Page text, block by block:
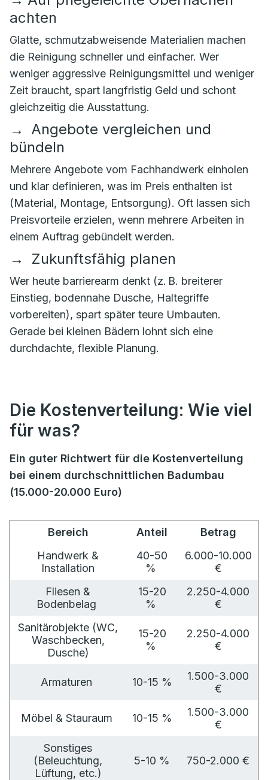
achten
Glatte, schmutzabweisende Materialien machen
die Reinigung schneller und einfacher. Wer
weniger aggressive Reinigungsmittel und weniger
Zeit braucht, spart langfristig Geld und schont
gleichzeitig die Ausstattung.
→ Angebote vergleichen und
bündeln
Mehrere Angebote vom Fachhandwerk einholen
und klar definieren, was im Preis enthalten ist
(Material, Montage, Entsorgung). Oft lassen sich
Preisvorteile erzielen, wenn mehrere Arbeiten in
einem Auftrag gebündelt werden.
→ Zukunftsfähig planen
Wer heute barrierearm denkt (z. B. breiterer
Einstieg, bodennahe Dusche, Haltegriffe
vorbereiten), spart später teure Umbauten.
Gerade bei kleinen Bädern lohnt sich eine
durchdachte, flexible Planung.
Die Kostenverteilung: Wie viel
für was?
Ein guter Richtwert für die Kostenverteilung
bei einem durchschnittlichen Badumbau
(15.000-20.000 Euro)
Bereich Anteil
Betrag
Handwerk &
Installation
40-50
%
6.000-10.000
€
Fliesen &
Bodenbelag
15-20
%
2.250-4.000
€
Sanitärobjekte (WC,
Waschbecken,
Dusche)
15-20
%
2.250-4.000
€
Armaturen 10-15 %
1.500-3.000
€
Möbel & Stauraum 10-15 %
1.500-3.000
€
Sonstiges
(Beleuchtung,
Lüftung, etc.)
5-10 % 750-2.000 €